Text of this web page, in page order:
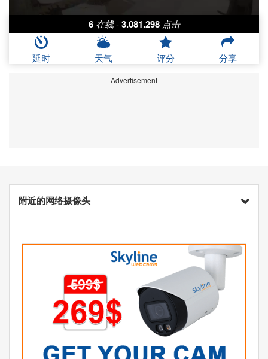
6 在线 - 3.081.298 点击
延时 天气 评分 分享
Advertisement
附近的网络摄像头